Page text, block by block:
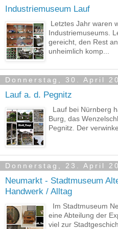
Industriemuseum Lauf
Letztes Jahr waren
Industriemuseums.
gereicht, den Rest
unheimlich komp...
Donnerstag, 30. April
Lauf a. d. Pegnitz
Lauf bei Nürnberg
Burg, das
Pegnitz. Der
Donnerstag, 23. April
Neumarkt - Stadtmuseum
Handwerk / Alltag
Im Stadtmuseum
eine Abteilung der
viel zur